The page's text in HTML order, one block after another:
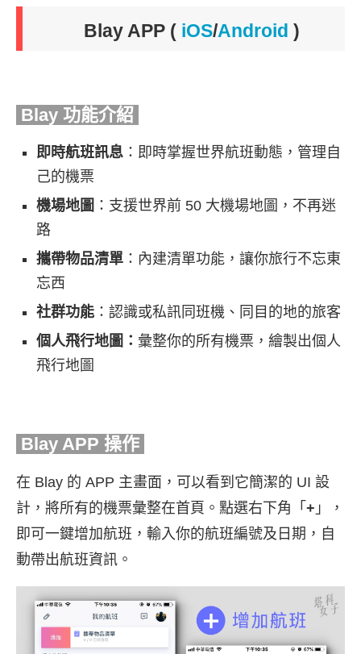
Blay APP ( iOS/Android )
Blay 功能介紹
即時航班訊息 ：即時掌握世界航班動態，管理自
己的機票
機場地圖 ：支援世界前 50 大機場地圖，不再迷
路
攜帶物品清單 ：內建清單功能，讓你旅行不忘東
忘西
社群功能 ：認識或私訊同班機、同目的地的旅客
個人飛行地圖： 彙整你的所有機票，繪製出個人
飛行地圖
Blay APP 操作
在 Blay 的 APP 主畫面，可以看到它簡潔的 UI 設
計，將所有的機票彙整在首頁。點選右下角「 + 」，
即可一鍵增加航班，輸入你的航班編號及日期，自
動帶出航班資訊。